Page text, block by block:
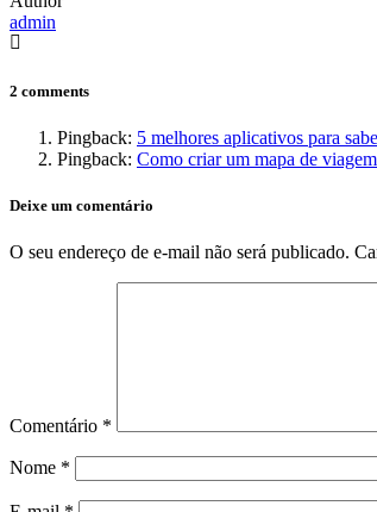
admin
2 comments
Pingback: 5 melhores aplicativos para
Pingback: Como criar um mapa de
Deixe um comentário
O seu endereço de e-mail não será publicado.
Comentário *
Nome *